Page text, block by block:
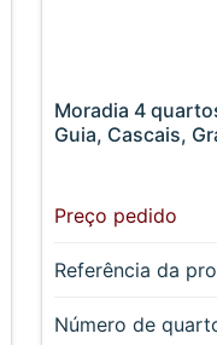
Moradia 4
Guia, Cascais,
Preço pedido
Referência da
Número de